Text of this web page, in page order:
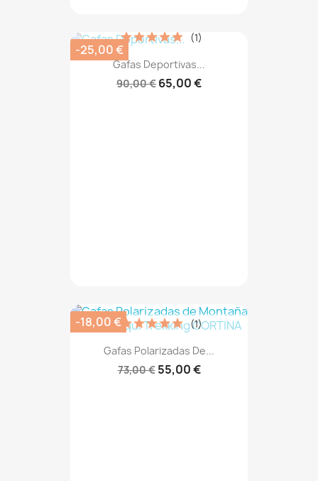
Gafas Deportivas...
90,00 € 65,00 €
(1)
-25,00 €
Gafas Polarizadas De...
73,00 € 55,00 €
(1)
-18,00 €